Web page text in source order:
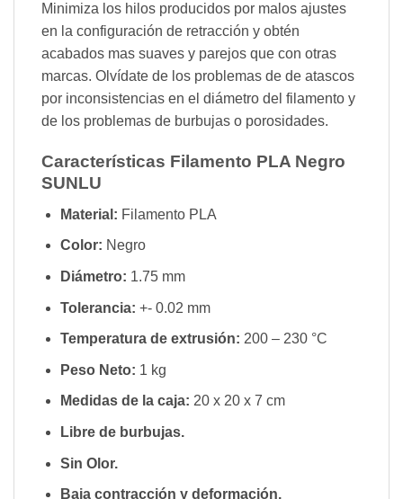
Minimiza los hilos producidos por malos ajustes
en la configuración de retracción y obtén
acabados mas suaves y parejos que con otras
marcas. Olvídate de los problemas de de atascos
por inconsistencias en el diámetro del filamento y
de los problemas de burbujas o porosidades.
Características Filamento PLA Negro
SUNLU
Material: Filamento PLA
Color: Negro
Diámetro: 1.75 mm
Tolerancia: +- 0.02 mm
Temperatura de extrusión: 200 – 230 °C
Peso Neto: 1 kg
Medidas de la caja: 20 x 20 x 7 cm
Libre de burbujas.
Sin Olor.
Baja contracción y deformación.